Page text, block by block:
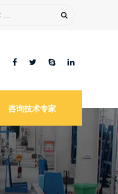
咨询技术专家